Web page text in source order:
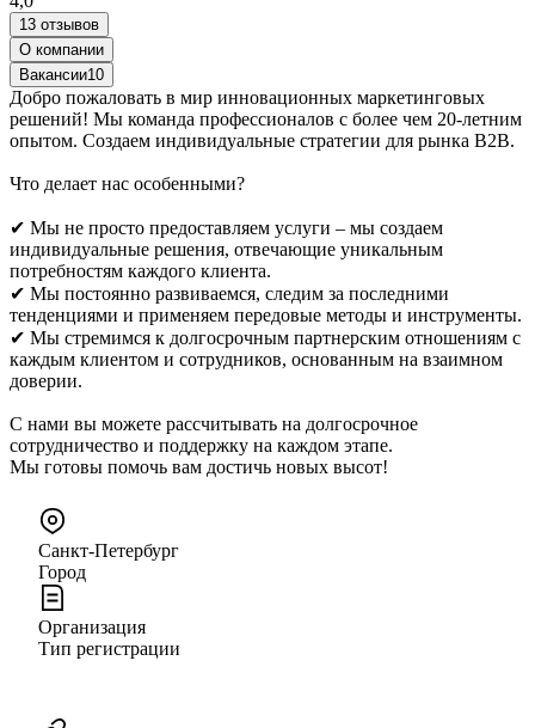
13 отзывов
О компании
Вакансии10
Добро пожаловать в мир инновационных маркетинговых
решений! Мы команда профессионалов с более чем 20-летним
опытом. Создаем индивидуальные стратегии для рынка B2B.
Что делает нас особенными?
✔ Мы не просто предоставляем услуги – мы создаем
индивидуальные решения, отвечающие уникальным
потребностям каждого клиента.
✔ Мы постоянно развиваемся, следим за последними
тенденциями и применяем передовые методы и инструменты.
✔ Мы стремимся к долгосрочным партнерским отношениям с
каждым клиентом и сотрудников, основанным на взаимном
доверии.
С нами вы можете рассчитывать на долгосрочное
сотрудничество и поддержку на каждом этапе.
Мы готовы помочь вам достичь новых высот!
Санкт-Петербург
Город
Организация
Тип регистрации